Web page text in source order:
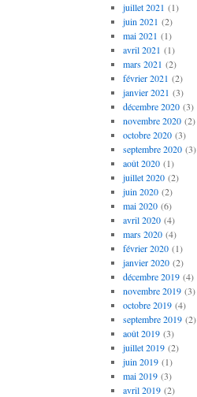
juillet 2021 (1)
juin 2021 (2)
mai 2021 (1)
avril 2021 (1)
mars 2021 (2)
février 2021 (2)
janvier 2021 (3)
décembre 2020(3)
novembre 2020(2)
octobre 2020(3)
septembre 2020(3)
août 2020(1)
juillet 2020(2)
juin 2020(2)
mai 2020(6)
avril 2020(4)
mars 2020(4)
février 2020(1)
janvier 2020(2)
décembre 2019(4)
novembre 2019(3)
octobre 2019(4)
septembre 2019(2)
août 2019(3)
juillet 2019(2)
juin 2019(1)
mai 2019(3)
avril 2019(2)